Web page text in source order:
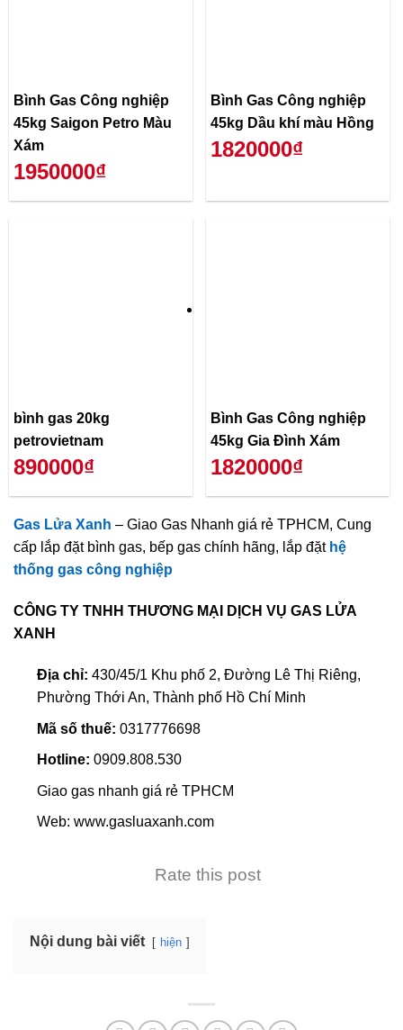
Bình Gas Công nghiệp
45kg Saigon Petro Màu
Xám
1950000₫
Bình Gas Công nghiệp
45kg Dầu khí màu Hồng
1820000₫
bình gas 20kg
petrovietnam
890000₫
Bình Gas Công nghiệp
45kg Gia Đình Xám
1820000₫
Gas Lửa Xanh – Giao Gas Nhanh giá rẻ TPHCM, Cung
cấp lắp đặt bình gas, bếp gas chính hãng, lắp đặt hệ
thống gas công nghiệp
CÔNG TY TNHH THƯƠNG MẠI DỊCH VỤ GAS LỬA
XANH
Địa chỉ: 430/45/1 Khu phố 2, Đường Lê Thị Riêng,
Phường Thới An, Thành phố Hồ Chí Minh
Mã số thuế: 0317776698
Hotline: 0909.808.530
Giao gas nhanh giá rẻ TPHCM
Web: www.gasluaxanh.com
Rate this post
Nội dung bài viết hiện